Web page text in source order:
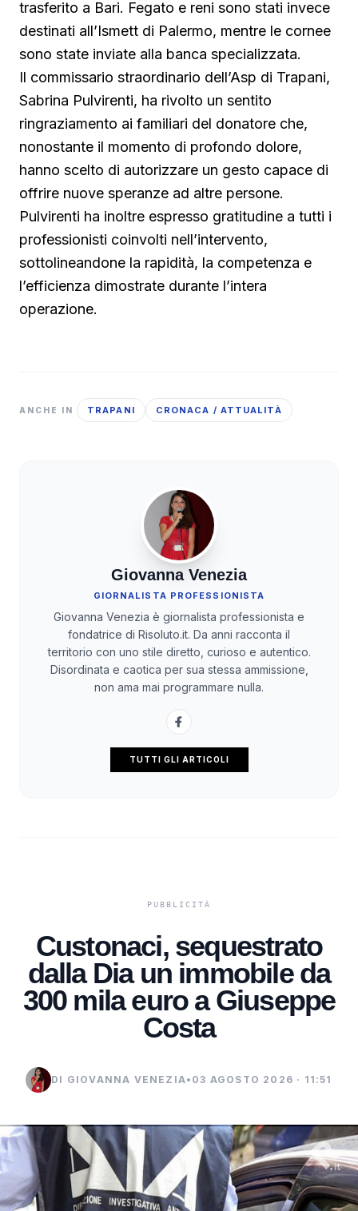
trasferito a Bari. Fegato e reni sono stati invece
destinati all’Ismett di Palermo, mentre le cornee
sono state inviate alla banca specializzata.
Il commissario straordinario dell’Asp di Trapani,
Sabrina Pulvirenti, ha rivolto un sentito
ringraziamento ai familiari del donatore che,
nonostante il momento di profondo dolore,
hanno scelto di autorizzare un gesto capace di
offrire nuove speranze ad altre persone.
Pulvirenti ha inoltre espresso gratitudine a tutti i
professionisti coinvolti nell’intervento,
sottolineandone la rapidità, la competenza e
l’efficienza dimostrate durante l’intera
operazione.
ANCHE IN TRAPANI CRONACA / ATTUALITÀ
Giovanna Venezia
GIORNALISTA PROFESSIONISTA
Giovanna Venezia è giornalista professionista e
fondatrice di Risoluto.it. Da anni racconta il
territorio con uno stile diretto, curioso e autentico.
Disordinata e caotica per sua stessa ammissione,
non ama mai programmare nulla.
TUTTI GLI ARTICOLI
Custonaci, sequestrato
dalla Dia un immobile da
300 mila euro a Giuseppe
Costa
DI GIOVANNA VENEZIA• 03 AGOSTO 2026 · 11:51